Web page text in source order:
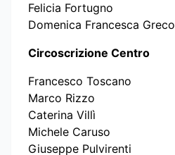
Felicia Fortugno
Domenica Francesca Greco
Circoscrizione Centro
Francesco Toscano
Marco Rizzo
Caterina Villì
Michele Caruso
Giuseppe Pulvirenti